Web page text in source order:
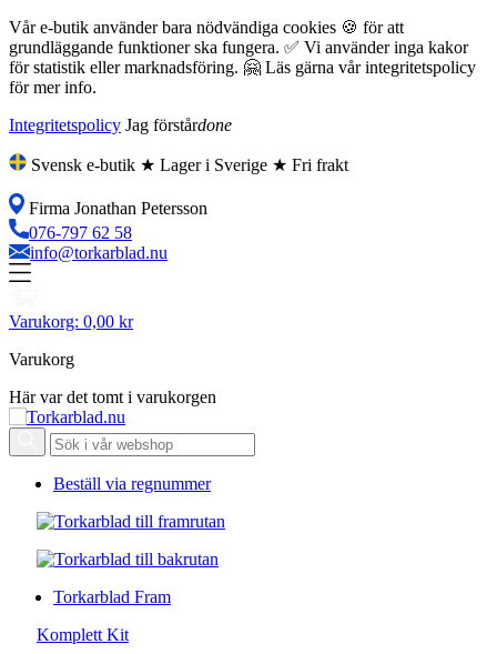
Vår e-butik använder bara nödvändiga cookies 🍪 för att
grundläggande funktioner ska fungera. ✅ Vi använder inga kakor
för statistik eller marknadsföring. 🤗 Läs gärna vår integritetspolicy
för mer info.
Integritetspolicy Jag förstårdone
Svensk e-butik ★ Lager i Sverige ★ Fri frakt
Firma Jonathan Petersson
076-797 62 58
info@torkarblad.nu
Varukorg: 0,00 kr
Varukorg
Här var det tomt i varukorgen
Beställ via regnummer
Torkarblad Fram
Komplett Kit